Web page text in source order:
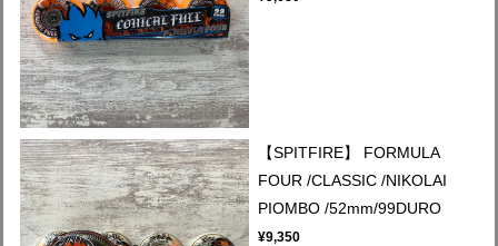
【SPITFIRE】 FORMULA
FOUR /CLASSIC /NIKOLAI
PIOMBO /52mm/99DURO
¥9,350